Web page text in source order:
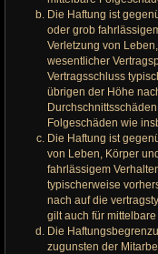
Die Haftung ist
oder grob
Verletzung von
wesentlicher
Vertragsschluss
übrigen der Höhe
Folgeschäden wie
Die Haftung ist
von Leben, Körper
fahrlässigem
typischerweise
nach auf die
gilt auch für
Die
zugunsten der